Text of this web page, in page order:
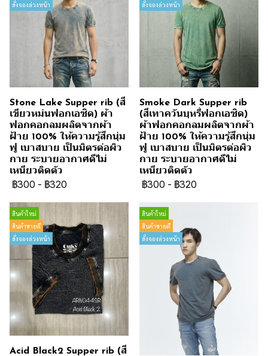
สั่งจองล่วงหน้า
Stone Lake Supper rib (สี
เขียวหม่นฟอกเอซิด) ผ้า
ฟอกคอกลมผลิตจากผ้า
ฝ้าย 100% ให้ความรู้สึกนุ่ม
ฟู เบาสบาย เป็นมิตรต่อผิว
กาย ระบายอากาศดีไม่
เหนียวติดตัว
฿300 - ฿320
สั่งจองล่วงหน้า
Smoke Dark Supper rib
(สีเทาควันบุหรี่ฟอกเอซิด)
ผ้าฟอกคอกลมผลิตจากผ้า
ฝ้าย 100% ให้ความรู้สึกนุ่ม
ฟู เบาสบาย เป็นมิตรต่อผิว
กาย ระบายอากาศดีไม่
เหนียวติดตัว
฿300 - ฿320
สินค้าใหม่
สินค้าขายดี
สั่งจองล่วงหน้า
Acid Black2 Supper rib (สี
สินค้าใหม่
สินค้าขายดี
สั่งจองล่วงหน้า